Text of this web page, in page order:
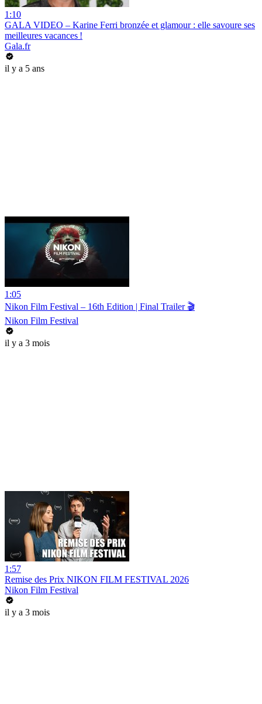
1:10
GALA VIDEO – Karine Ferri bronzée et glamour : elle savoure ses
meilleures vacances !
Gala.fr
il y a 5 ans
1:05
Nikon Film Festival – 16th Edition | Final Trailer 🎬
Nikon Film Festival
il y a 3 mois
1:57
Remise des Prix NIKON FILM FESTIVAL 2026
Nikon Film Festival
il y a 3 mois